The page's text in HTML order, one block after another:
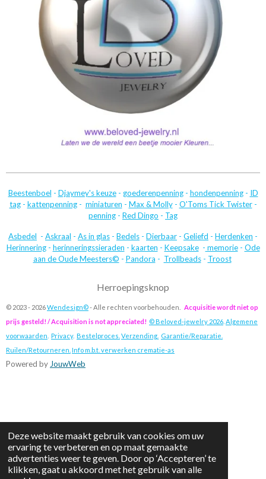
Deze website maakt gebruik van cookies om uw
ervaring te verbeteren en op maat gemaakte
advertenties weer te geven. Door op ‘Accepteren’ te
klikken, gaat u akkoord met het gebruik van alle
Beestenboel - Djaymey's keuze- goederenpenning- hondenpenning- ID
tag- kattenpenning- miniaturen - Max & Molly- O'Toms Tick Twister-
penning - Red Dingo - Tag
Asbedel - Askraal - As in glas - Bedels - Dierbaar - Geliefd - Herdenken -
Herinnering- herinneringssieraden - kaarten - Keepsake- memorie- Ode
aan de Oude Meesters© - Pandora - Trollbeads- Troost
Herroepingsknop
© 2023 - 2026Wendesign©- Alle rechten voorbehouden.
Acquisitie wordt niet op
prijs gesteld! / Acquisition is not appreciated! © Beloved-jewelry 2026 Algemene
voorwaarden Privacy. Bestelproces. Verzending. Garantie/Reparatie.
Ruilen/Retourneren. Info m.b.t. verwerken crematie-as
Powered by JouwWeb